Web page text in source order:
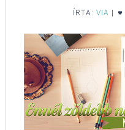
ÍRTA: VIA